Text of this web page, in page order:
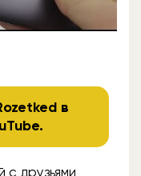
в
.
с друзьями